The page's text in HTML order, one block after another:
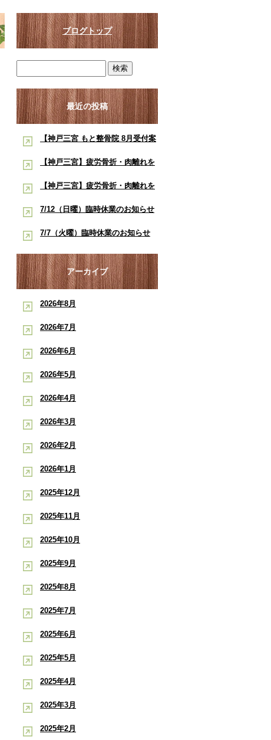
ブログトップ
最近の投稿
【神戸三宮 もと整骨院 8月受付案
内】8月は熱中症・交通事故・ス
ポート
【神戸三宮】疲労骨折・肉離れを
早く治したい学生アスリートへ｜
骨院
【神戸三宮】疲労骨折・肉離れを
早く治したい学生アスリートへ｜
骨院
7/12（日曜）臨時休業のお知らせ
【神戸市三宮 もと整骨院】
7/7（火曜）臨時休業のお知らせ
アーカイブ
2026年8月
2026年7月
2026年6月
2026年5月
2026年4月
2026年3月
2026年2月
2026年1月
2025年12月
2025年11月
2025年10月
2025年9月
2025年8月
2025年7月
2025年6月
2025年5月
2025年4月
2025年3月
2025年2月